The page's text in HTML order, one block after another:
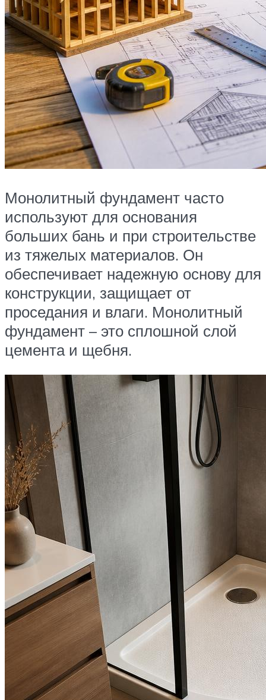
Монолитный фундамент часто
используют для основания
больших бань и при строительстве
из тяжелых материалов. Он
обеспечивает надежную основу для
конструкции, защищает от
проседания и влаги. Монолитный
фундамент – это сплошной слой
цемента и щебня.